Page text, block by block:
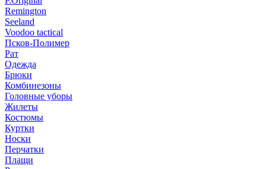
Remington
Seeland
Voodoo tactical
Псков-Полимер
Рат
Одежда
Брюки
Комбинезоны
Головные уборы
Жилеты
Костюмы
Куртки
Носки
Перчатки
Плащи